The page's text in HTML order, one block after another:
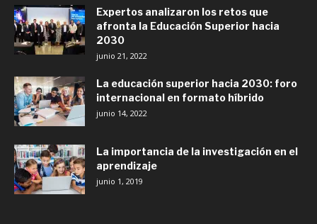
Expertos analizaron los retos que
afronta la Educación Superior hacia
2030
junio 21, 2022
La educación superior hacia 2030: foro
internacional en formato híbrido
junio 14, 2022
La importancia de la investigación en el
aprendizaje
junio 1, 2019